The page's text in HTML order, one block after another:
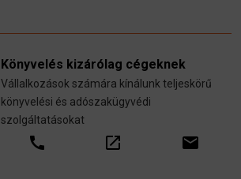
Könyvelés kizárólag cégeknek
Vállalkozások számára kínálunk teljeskörű
könyvelési és adószakügyvédi
szolgáltatásokat
call open_in_new email